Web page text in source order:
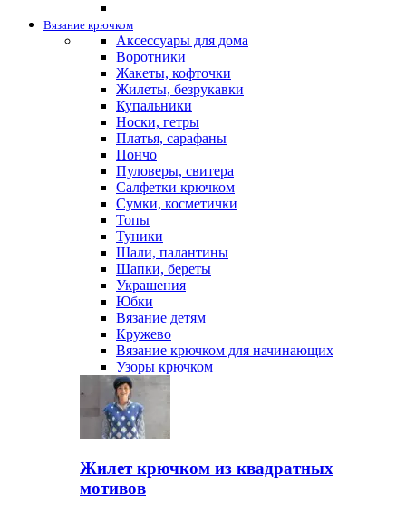
Вязание крючком
Аксессуары для дома
Воротники
Жакеты, кофточки
Жилеты, безрукавки
Купальники
Носки, гетры
Платья, сарафаны
Пончо
Пуловеры, свитера
Салфетки крючком
Сумки, косметички
Топы
Туники
Шали, палантины
Шапки, береты
Украшения
Юбки
Вязание детям
Кружево
Вязание крючком для начинающих
Узоры крючком
Жилет крючком из квадратных
мотивов